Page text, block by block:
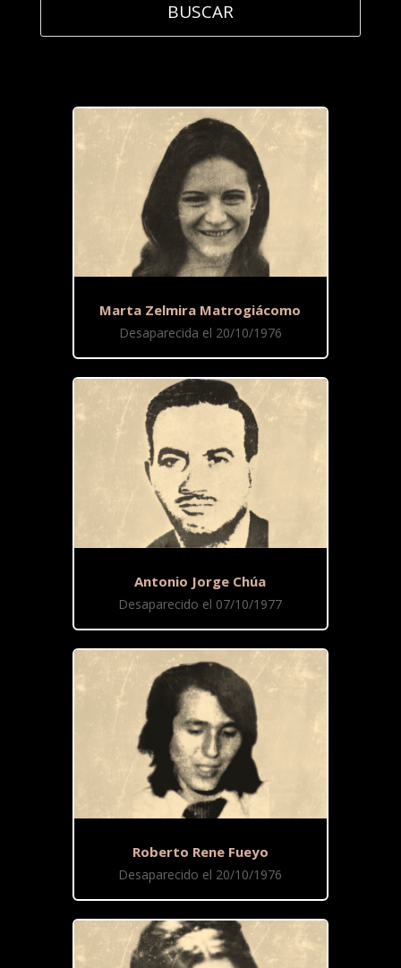
Marta Zelmira Matrogiácomo
Desaparecida el 20/10/1976
Antonio Jorge Chúa
Desaparecido el 07/10/1977
Roberto Rene Fueyo
Desaparecido el 20/10/1976